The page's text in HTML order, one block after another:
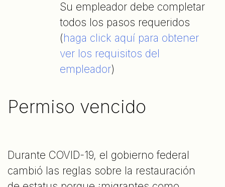
Su empleador debe completar
todos los pasos requeridos
( haga click aquí para obtener
ver los requisitos del
empleador)
Permiso vencido
Durante COVID-19, el gobierno federal
cambió las reglas sobre la restauración